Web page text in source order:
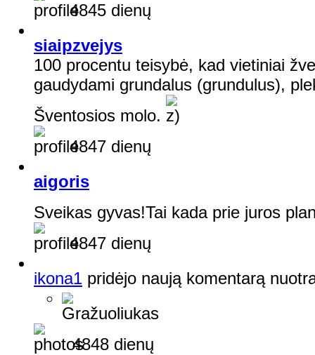
4845 dienų
siaipzvejys
100 procentu teisybė, kad vietiniai
gaudydami grundalus (grundulus),
Šventosios molo.
4847 dienų
aigoris
Sveikas gyvas!Tai kada prie juros
4847 dienų
ikona1 pridėjo naują komentarą
Gražuoliukas
4848 dienų